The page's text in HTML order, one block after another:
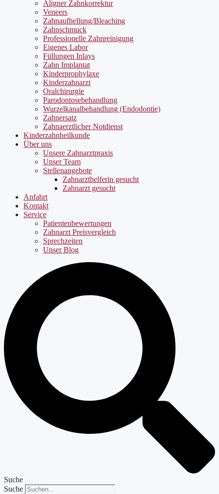
Aligner Zahnkorrektur
Veneers
Zahnaufhellung/Bleaching
Zahnschmuck
Professionelle Zahnreinigung
Eigenes Labor
Füllungen Inlays
Zahn Implantat
Kinderprophylaxe
Kinderzahnarzt
Oralchirurgie
Parodontosebehandlung
Wurzelkanalbehandlung (Endodontie)
Zahnersatz
Zahnaerztlicher Notdienst
Kinderzahnheilkunde
Über uns
Unsere Zahnarztpraxis
Unser Team
Stellenangebote
Zahnarzthelferin gesucht
Zahnarzt gesucht
Anfahrt
Kontakt
Service
Patientenbewertungen
Zahnarzt Preisvergleich
Sprechzeiten
Unser Blog
Suche
Suche